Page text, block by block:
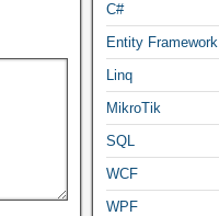
C#
Entity Framework
Linq
MikroTik
SQL
WCF
WPF